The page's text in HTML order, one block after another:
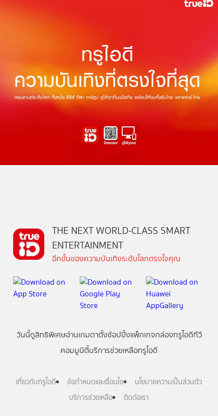
THE NEXT WORLD-CLASS SMART
ENTERTAINMENT
อีกขั้นของความบันเทิงระดับโลกตรงใจคุณ
วันนี้ดูสิทธิพิเศษอ่านเกมตาตั้งช้อปปิ้งแพ็กเกจกล่องทรูไอดีทีวี
คอมมูนิตี้บริการช่วยเหลือทรูไอดี
เกี่ยวกับทรูไอดี ข้อกำหนดและเงื่อนไข
นโยบายความเป็นส่วนตัว
บริการช่วยเหลือ
ติดต่อเรา